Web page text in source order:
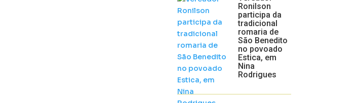
Ronilson
participa da
tradicional
romaria de
São Benedito
no povoado
Estica, em
Nina
Rodrigues